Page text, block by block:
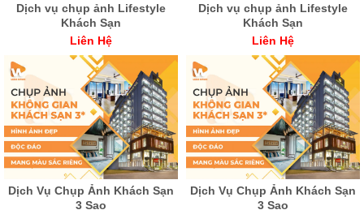
Dịch vụ chụp ảnh Lifestyle
Khách Sạn
Liên Hệ
Dịch vụ chụp ảnh Lifestyle
Khách Sạn
Liên Hệ
Dịch Vụ Chụp Ảnh Khách Sạn
3 Sao
Dịch Vụ Chụp Ảnh Khách Sạn
3 Sao